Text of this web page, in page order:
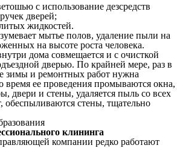
с использование дезсредств
дверей;
жидкостей.
мытье полов, удаление пыли на
на высоте роста человека.
дома совмещается и с очисткой
дверью. По крайней мере, раз в
зимы и ремонтных работ нужна
время ее проведения промываются окна,
двери и стены, удаляется пыль со всех
обеспыливаются стены, тщательно
клининга
компании редко работают